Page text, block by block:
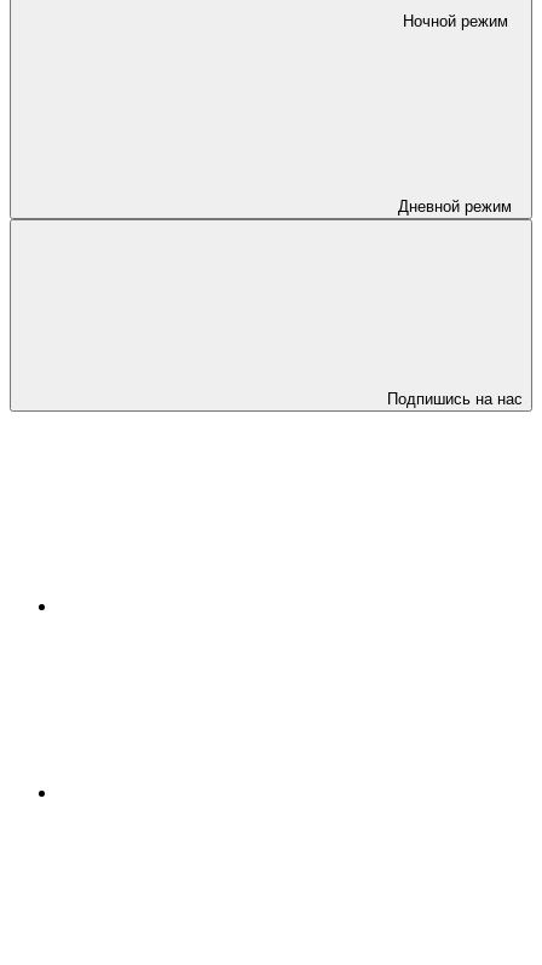
Ночной режим
Дневной режим
Подпишись на нас